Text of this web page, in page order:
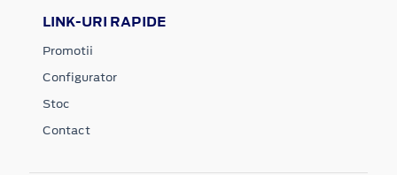
LINK-URI RAPIDE
Promotii
Configurator
Stoc
Contact